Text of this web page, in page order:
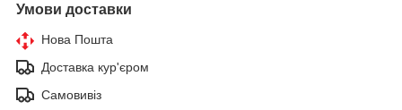
Умови доставки
Нова Пошта
Доставка кур'єром
Самовивіз